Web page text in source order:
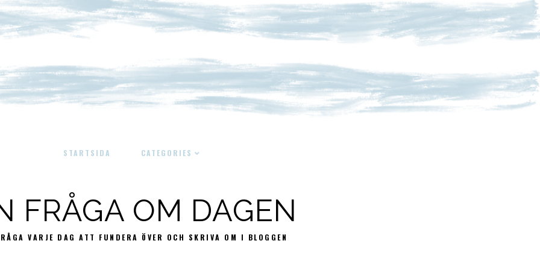
STARTSIDA CATEGORIES
FRÅGA OM DAGEN
VARJE DAG ATT FUNDERA ÖVER OCH SKRIVA OM I BLOGGEN